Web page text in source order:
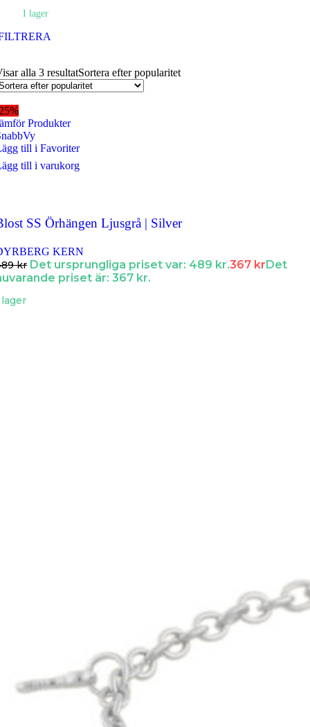
I lager
alla 3 resultatSortera efter popularitet
Produkter
till i Favoriter
till i varukorg
SS Örhängen Ljusgrå | Silver
KERN
kr Det ursprungliga priset var: 489 kr.367 krDet
priset är: 367 kr.